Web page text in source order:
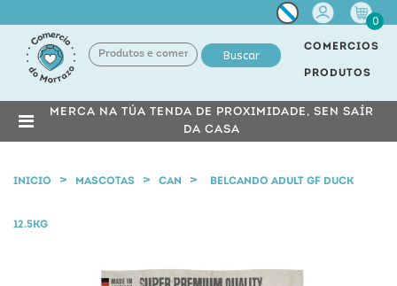
Miña
conta
0
Buscar
COMERCIOS
PRODUTOS
MERCA NA TÚA TENDA DE PROXIMIDADE, SEN SAÍR
DA CASA
INICIO MASCOTAS CAN BELCANDO ADULT GF DUCK
12.5KG